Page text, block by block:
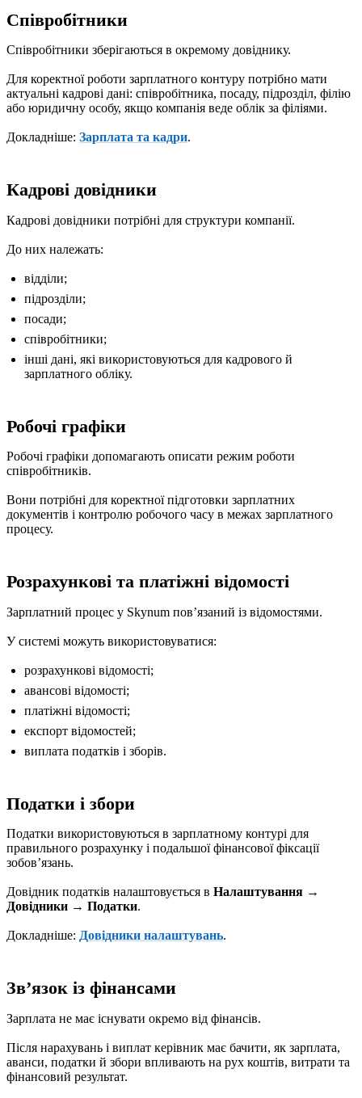
Співробітники
Співробітники зберігаються в окремому довіднику.
Для коректної роботи зарплатного контуру потрібно мати
актуальні кадрові дані: співробітника, посаду, підрозділ, філію
або юридичну особу, якщо компанія веде облік за філіями.
Докладніше: Зарплата та кадри.
Кадрові довідники
Кадрові довідники потрібні для структури компанії.
До них належать:
відділи;
підрозділи;
посади;
співробітники;
інші дані, які використовуються для кадрового й
зарплатного обліку.
Робочі графіки
Робочі графіки допомагають описати режим роботи
співробітників.
Вони потрібні для коректної підготовки зарплатних
документів і контролю робочого часу в межах зарплатного
процесу.
Розрахункові та платіжні відомості
Зарплатний процес у Skynum повʼязаний із відомостями.
У системі можуть використовуватися:
розрахункові відомості;
авансові відомості;
платіжні відомості;
експорт відомостей;
виплата податків і зборів.
Податки і збори
Податки використовуються в зарплатному контурі для
правильного розрахунку і подальшої фінансової фіксації
зобовʼязань.
Довідник податків налаштовується в Налаштування →
Довідники → Податки.
Докладніше: Довідники налаштувань.
Звʼязок із фінансами
Зарплата не має існувати окремо від фінансів.
Після нарахувань і виплат керівник має бачити, як зарплата,
аванси, податки й збори впливають на рух коштів, витрати та
фінансовий результат.